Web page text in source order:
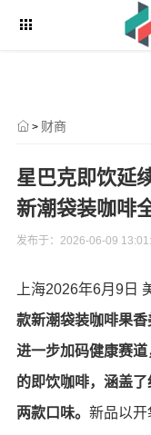
> 财商
星巴克即饮延
新潮袋装咖啡
发布于：2026-06-09
上海2026年6月9日
款新潮袋装咖啡果
进一步加码健康赛
的即饮咖啡，涵盖
两款口味。 新品以开